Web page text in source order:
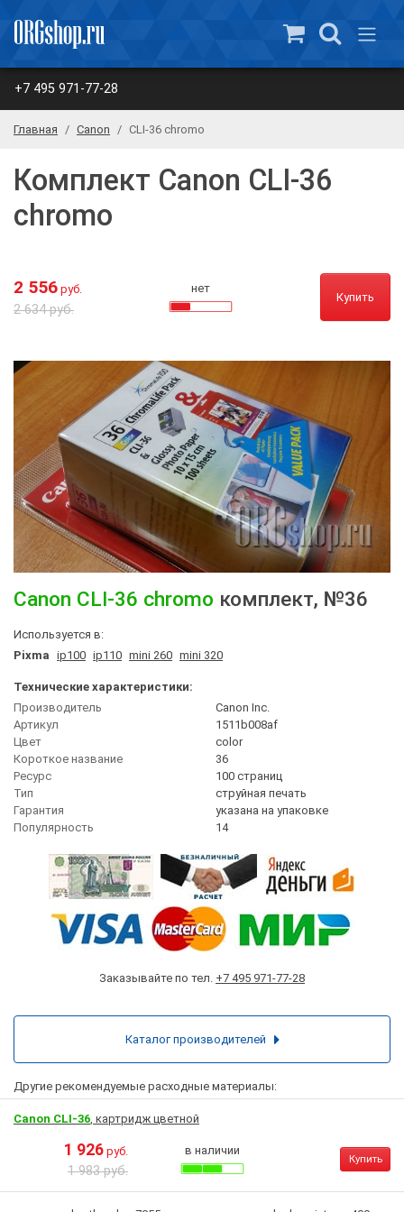
+7 495 971-77-28
Главная Canon CLI-36 chromo
Комплект Canon CLI-36
chromo
2 556 руб.
2 634 руб.
нет
Купить
Canon CLI-36 chromo комплект, №36
Используется в:
Pixma ip100 ip110 mini 260 mini 320
Технические характеристики:
Производитель
Canon Inc.
Артикул
1511b008af
Цвет
сolor
Короткое название
36
Ресурс
100 страниц
Тип
струйная печать
Гарантия
указана на упаковке
Популярность
14
Заказывайте по тел. +7 495 971-77-28
Другие рекомендуемые расходные материалы:
Canon CLI-36, картридж цветной
1 926 руб.
1 983 руб.
в наличии
Купить